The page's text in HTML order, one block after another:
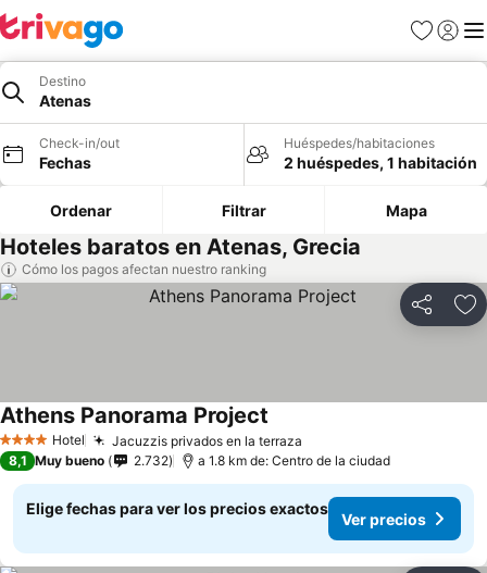
Favoritos
Iniciar
Destino
Atenas
Check-in/out
Fechas
Huéspedes/habitaciones
2 huéspedes, 1 habitación
Ordenar Filtrar Mapa
Hoteles baratos en Atenas, Grecia
Cómo los pagos afectan nuestro ranking
Compartir
4 EstrellasHotel Jacuzzis privados en la terraza
Athens Panorama Project
8,1 Muy bueno 2.732 a 1.8 km de: Centro de la ciudad
Elige fechas para ver los precios exactos
Ver precios